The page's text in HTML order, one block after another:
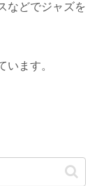
などでジャズを
います。